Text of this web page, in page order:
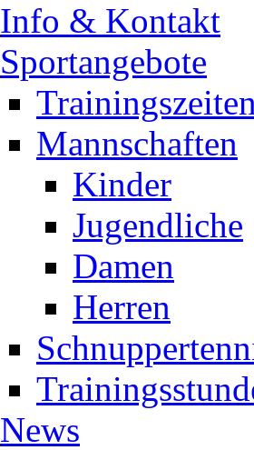
Info & Kontakt
Sportangebote
Mannschaften
Kinder
Jugendliche
Damen
Herren
News